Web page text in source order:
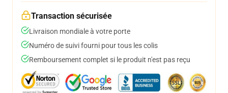
Transaction sécurisée
Livraison mondiale à votre porte
Numéro de suivi fourni pour tous les colis
Remboursement complet si le produit n'est pas reçu